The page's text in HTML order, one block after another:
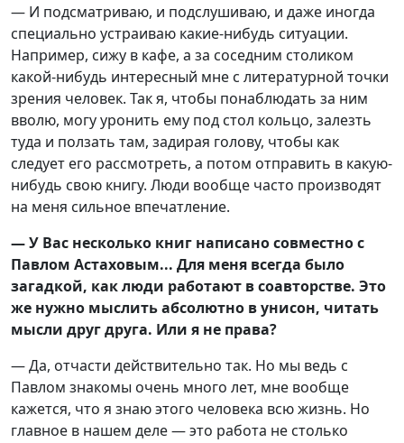
— И подсматриваю, и подслушиваю, и даже иногда
специально устраиваю какие-нибудь ситуации.
Например, сижу в кафе, а за соседним столиком
какой-нибудь интересный мне с литературной точки
зрения человек. Так я, чтобы понаблюдать за ним
вволю, могу уронить ему под стол кольцо, залезть
туда и ползать там, задирая голову, чтобы как
следует его рассмотреть, а потом отправить в какую-
нибудь свою книгу. Люди вообще часто производят
на меня сильное впечатление.
— У Вас несколько книг написано совместно с
Павлом Астаховым... Для меня всегда было
загадкой, как люди работают в соавторстве. Это
же нужно мыслить абсолютно в унисон, читать
мысли друг друга. Или я не права?
— Да, отчасти действительно так. Но мы ведь с
Павлом знакомы очень много лет, мне вообще
кажется, что я знаю этого человека всю жизнь. Но
главное в нашем деле — это работа не столько